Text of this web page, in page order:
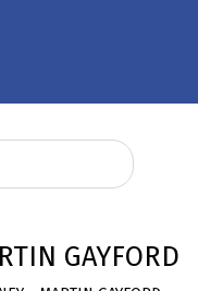
GAYFORD